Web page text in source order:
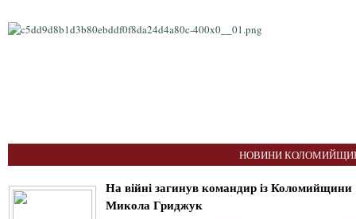
НОВИНИ
На війні загинув командир із Коломийщини
Микола Гриджук